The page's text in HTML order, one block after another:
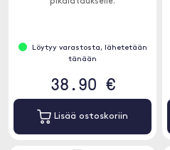
Löytyy varastosta, lähetetään
tänään
38.90 €
Lisää ostoskoriin